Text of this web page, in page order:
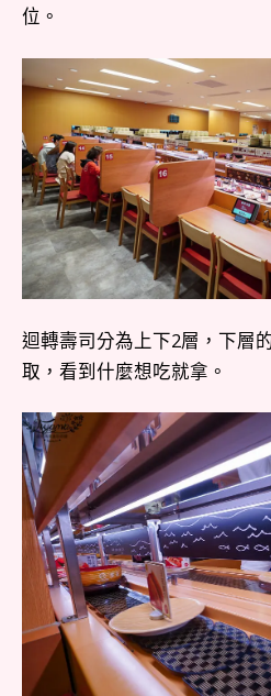
位。
迴轉壽司分為上下2層，下層
取，看到什麼想吃就拿。